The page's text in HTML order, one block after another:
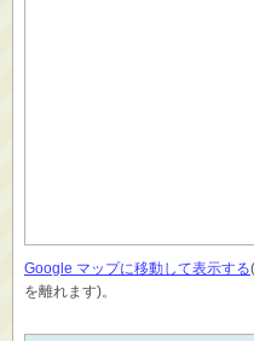
Google マップに移動して表示する
を離れます)。